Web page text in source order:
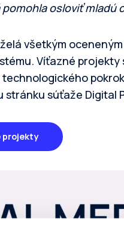
osloviť mladú
všetkým
Víťazné
súťaže Digital
projekty